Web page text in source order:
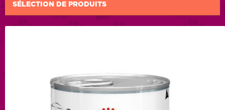
SÉLECTION DE PRODUITS